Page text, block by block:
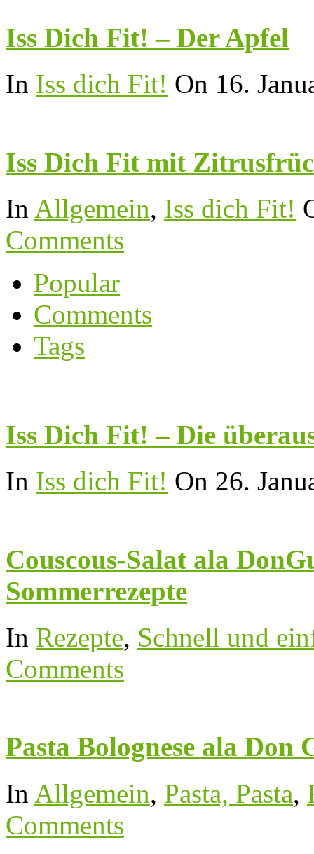
Iss Dich Fit! – Der Apfel
In Iss dich Fit! On 16.
Iss Dich Fit mit
In Allgemein, Iss dich Fit!
Comments
Popular
Comments
Tags
Iss Dich Fit! – Die
In Iss dich Fit! On 26.
Couscous-Salat ala
Sommerrezepte
In Rezepte, Schnell und
Comments
Pasta Bolognese ala Don
In Allgemein, Pasta, Pasta,
Comments